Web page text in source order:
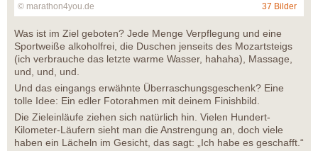
© marathon4you.de 37 Bilder
Was ist im Ziel geboten? Jede Menge Verpflegung und eine
Sportweiße alkoholfrei, die Duschen jenseits des Mozartsteigs
(ich verbrauche das letzte warme Wasser, hahaha), Massage,
und, und, und.
Und das eingangs erwähnte Überraschungsgeschenk? Eine
tolle Idee: Ein edler Fotorahmen mit deinem Finishbild.
Die Zieleinläufe ziehen sich natürlich hin. Vielen Hundert-
Kilometer-Läufern sieht man die Anstrengung an, doch viele
haben ein Lächeln im Gesicht, das sagt: „Ich habe es geschafft.“